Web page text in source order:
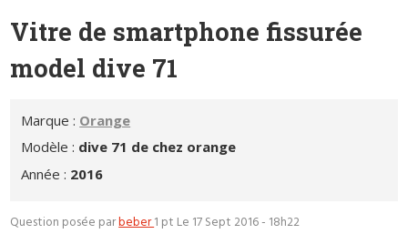
Vitre de smartphone fissurée
model dive 71
Marque : Orange
Modèle : dive 71 de chez orange
Année : 2016
Question posée parbeber1 pt Le 17 Sept 2016 - 18h22